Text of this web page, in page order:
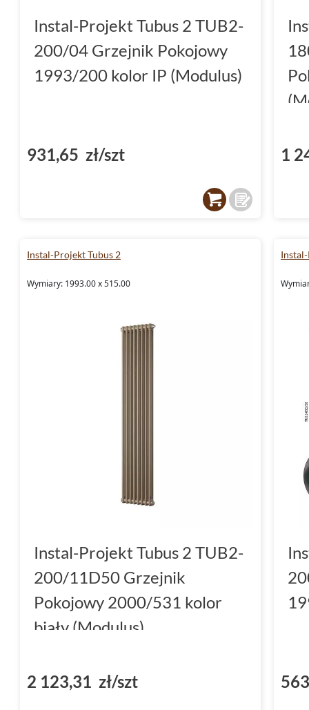
Instal-Projekt Tubus 2 TUB2-
200/04 Grzejnik Pokojowy
1993/200 kolor IP (Modulus)
931,65 zł/szt 1
Instal-Projekt Tubus 2
Wymiary: 1993.00 x 515.00
Instal-Projekt Tubus 2 TUB2-
200/11D50 Grzejnik
Pokojowy 2000/531 kolor
biały (Modulus)
2 123,31 zł/szt